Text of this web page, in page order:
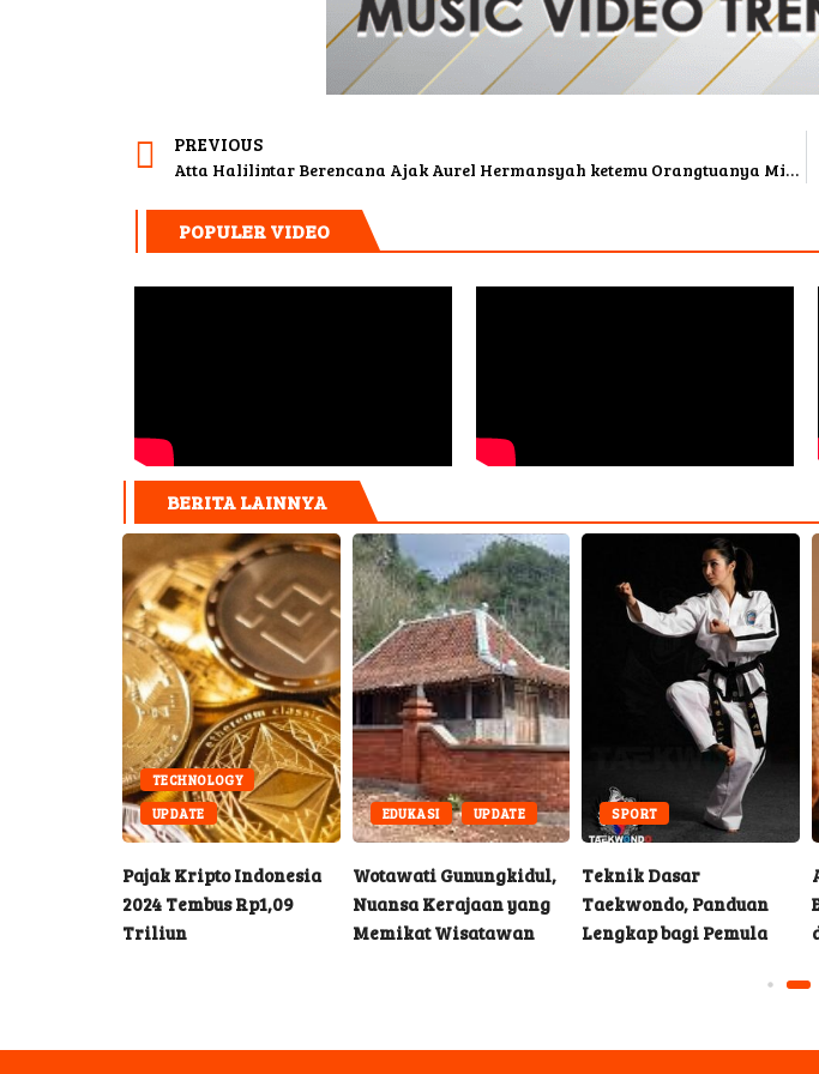
PREVIOUS
Atta Halilintar Berencana Ajak Aurel Hermansyah ketemu Orangtuanya Minta Restu
POPULER VIDEO
BERITA LAINNYA
TECHNOLOGY
UPDATE
Pajak Kripto Indonesia
2024 Tembus Rp1,09
Triliun
EDUKASI UPDATE
Wotawati Gunungkidul,
Nuansa Kerajaan yang
Memikat Wisatawan
SPORT
Teknik Dasar
Taekwondo, Panduan
Lengkap bagi Pemula